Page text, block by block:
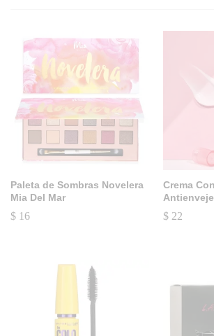
Paleta de Sombras Novelera
Mia Del Mar
$ 16
Crema
$ 22